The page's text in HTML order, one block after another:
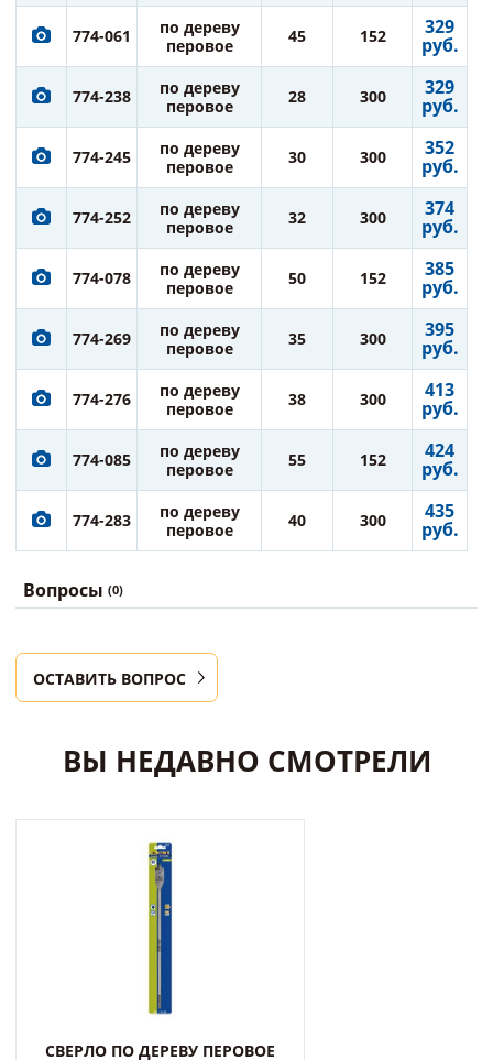
774-061
по дереву
перовое
45 152 329
руб.
774-238
по дереву
перовое
28 300 329
руб.
774-245
по дереву
перовое
30 300 352
руб.
774-252
по дереву
перовое
32 300 374
руб.
774-078
по дереву
перовое
50 152 385
руб.
774-269
по дереву
перовое
35 300 395
руб.
774-276
по дереву
перовое
38 300 413
руб.
774-085
по дереву
перовое
55 152 424
руб.
774-283
по дереву
перовое
40 300 435
руб.
Вопросы (0)
ОСТАВИТЬ ВОПРОС
ВЫ НЕДАВНО СМОТРЕЛИ
СВЕРЛО ПО ДЕРЕВУ ПЕРОВОЕ